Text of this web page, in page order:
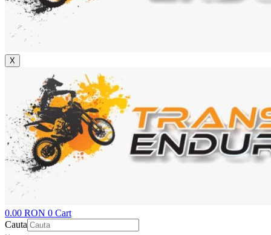
X
0.00 RON 0 Cart
Cauta